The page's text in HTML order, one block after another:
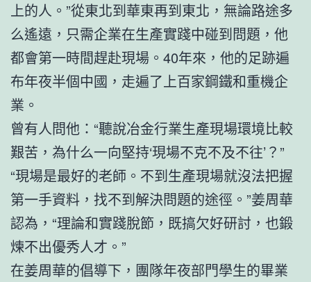
上的人。”從東北到華東再到東北，無論路途多
么遙遠，只需企業在生產實踐中碰到問題，他
都會第一時間趕赴現場。40年來，他的足跡遍
布年夜半個中國，走遍了上百家鋼鐵和重機企
業。
曾有人問他：“聽說冶金行業生產現場環境比較
艱苦，為什么一向堅持‘現場不克不及不往’？”
“現場是最好的老師。不到生產現場就沒法把握
第一手資料，找不到解決問題的途徑。”姜周華
認為，“理論和實踐脫節，既搞欠好研討，也鍛
煉不出優秀人才。”
在姜周華的倡導下，團隊年夜部門學生的畢業